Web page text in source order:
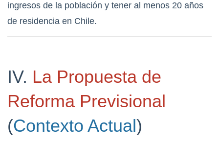
ingresos de la población y tener al menos 20 años
de residencia en Chile.
IV. La Propuesta de
Reforma Previsional
(Contexto Actual)